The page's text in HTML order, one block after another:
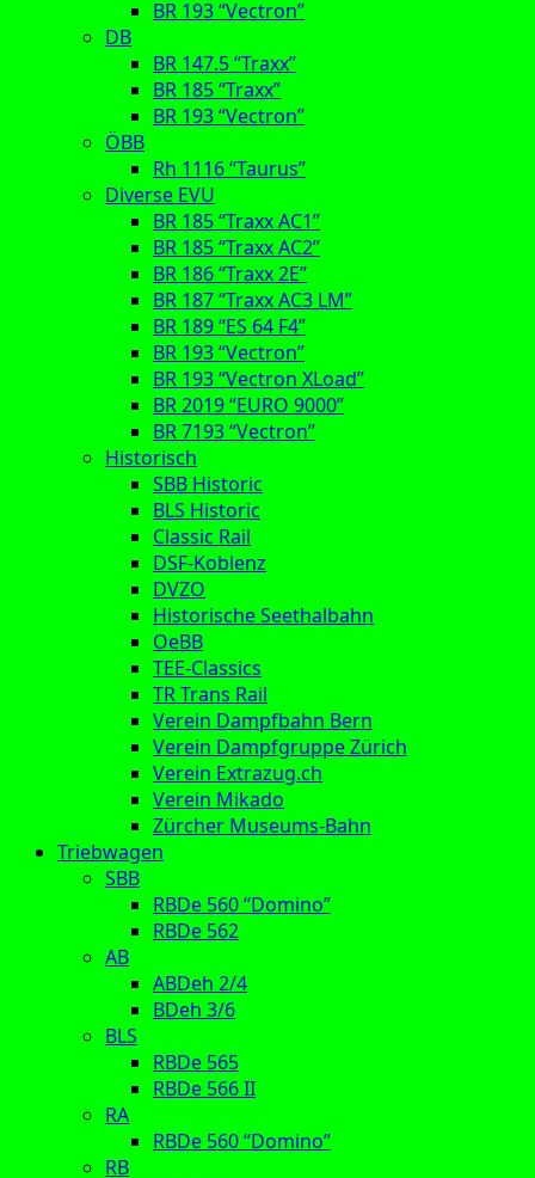
BR 193 “Vectron”
DB
BR 147.5 “Traxx”
BR 185 “Traxx”
BR 193 “Vectron”
ÖBB
Rh 1116 “Taurus”
Diverse EVU
BR 185 “Traxx AC1”
BR 185 “Traxx AC2”
BR 186 “Traxx 2E”
BR 187 “Traxx AC3 LM”
BR 189 “ES 64 F4”
BR 193 “Vectron”
BR 193 “Vectron XLoad”
BR 2019 “EURO 9000”
BR 7193 “Vectron”
Historisch
SBB Historic
BLS Historic
Classic Rail
DSF-Koblenz
DVZO
Historische Seethalbahn
OeBB
TEE-Classics
TR Trans Rail
Verein Dampfbahn Bern
Verein Dampfgruppe Zürich
Verein Extrazug.ch
Verein Mikado
Zürcher Museums-Bahn
Triebwagen
SBB
RBDe 560 “Domino”
RBDe 562
AB
ABDeh 2/4
BDeh 3/6
BLS
RBDe 565
RBDe 566 II
RA
RBDe 560 “Domino”
RB